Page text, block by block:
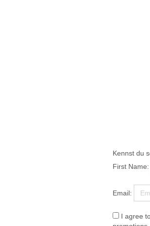
Kennst du
First Name:
Email:
I agree